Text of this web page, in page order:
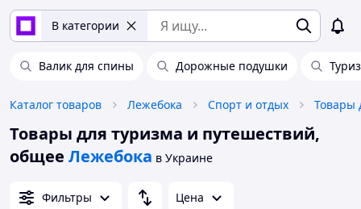
В категории
Валик для спины Дорожные подушки
Каталог товаров Лежебока Спорт и отдых Товары
Товары для туризма и путешествий,
общее Лежебока в Украине
Фильтры Цена